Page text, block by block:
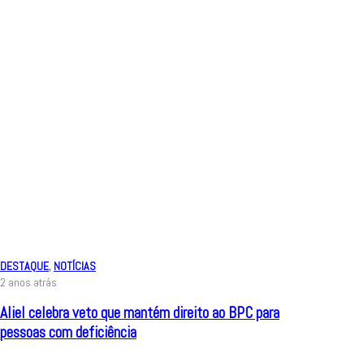
DESTAQUE, NOTÍCIAS
2 anos atrás
Aliel celebra veto que mantém direito ao BPC para
pessoas com deficiência